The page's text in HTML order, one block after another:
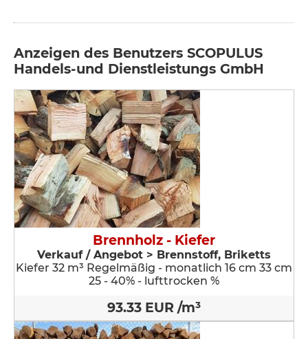
Anzeigen des Benutzers SCOPULUS
Handels-und Dienstleistungs GmbH
Brennholz - Kiefer
Verkauf / Angebot > Brennstoff, Briketts
Kiefer 32 m³ Regelmäßig - monatlich 16 cm 33 cm
25 - 40% - lufttrocken %
93.33 EUR /m³